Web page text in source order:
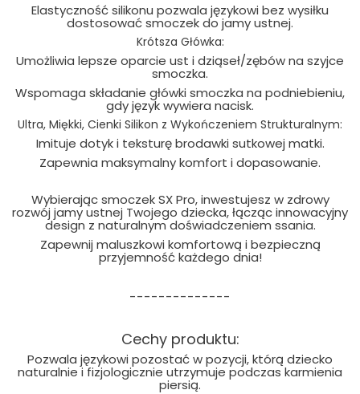
Elastyczność silikonu pozwala językowi bez wysiłku
dostosować smoczek do jamy ustnej.
Krótsza Główka:
Umożliwia lepsze oparcie ust i dziąseł/zębów na szyjce
smoczka.
Wspomaga składanie główki smoczka na podniebieniu,
gdy język wywiera nacisk.
Ultra, Miękki, Cienki Silikon z Wykończeniem Strukturalnym:
Imituje dotyk i teksturę brodawki sutkowej matki.
Zapewnia maksymalny komfort i dopasowanie.
Wybierając smoczek SX Pro, inwestujesz w zdrowy
rozwój jamy ustnej Twojego dziecka, łącząc innowacyjny
design z naturalnym doświadczeniem ssania.
Zapewnij maluszkowi komfortową i bezpieczną
przyjemność każdego dnia!
--------------
Cechy produktu:
Pozwala językowi pozostać w pozycji, którą dziecko
naturalnie i fizjologicznie utrzymuje podczas karmienia
piersią.